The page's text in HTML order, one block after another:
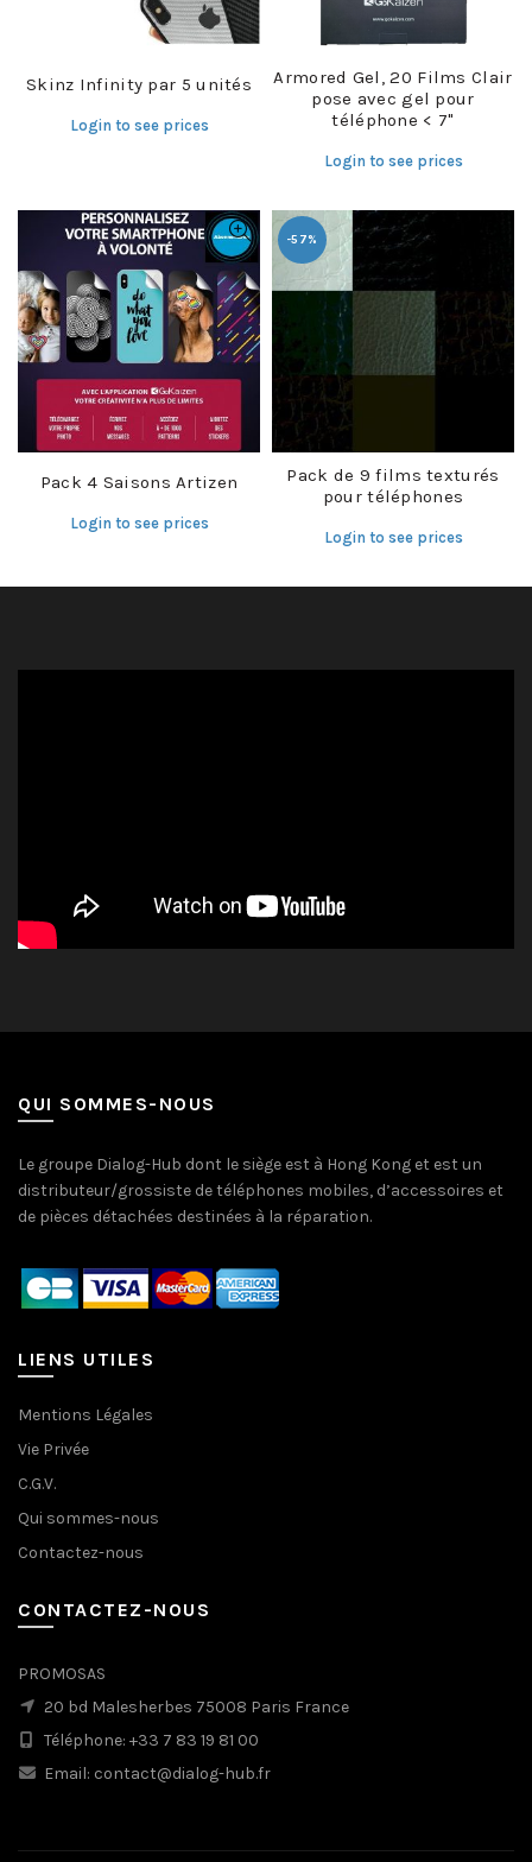
Skinz Infinity par 5 unités
Login to see prices
Armored Gel, 20 Films Clair
pose avec gel pour
téléphone < 7"
Login to see prices
Pack 4 Saisons Artizen
Login to see prices
-57%
Pack de 9 films texturés
pour téléphones
Login to see prices
QUI SOMMES-NOUS
Le groupe Dialog-Hub dont le siège est à Hong Kong et est un
distributeur/grossiste de téléphones mobiles, d’accessoires et
de pièces détachées destinées à la réparation.
LIENS UTILES
Mentions Légales
Vie Privée
C.G.V.
Qui sommes-nous
Contactez-nous
CONTACTEZ-NOUS
PROMOSAS
20 bd Malesherbes 75008 Paris France
Téléphone: +33 7 83 19 81 00
Email: contact@dialog-hub.fr